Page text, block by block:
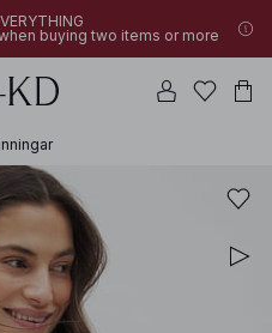
buying two items or more